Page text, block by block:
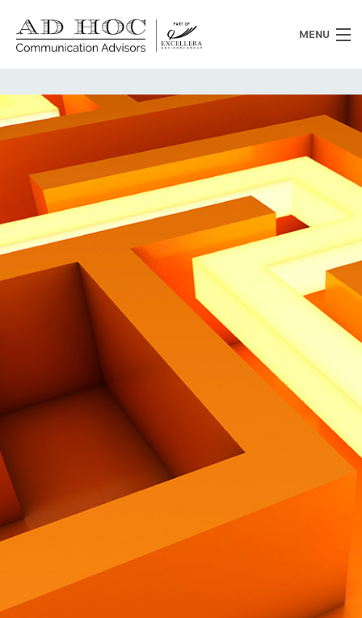
MENU
Chi siamo
Cosa facciamo
News
Clienti
Heritage
Lavora con noi
Contatti
Eng